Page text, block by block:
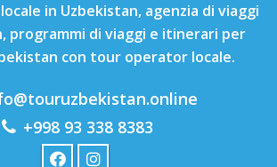
in Uzbekistan, agenzia di viaggi
programmi di viaggi e itinerari per
con tour operator locale.
+998 93 338 8383